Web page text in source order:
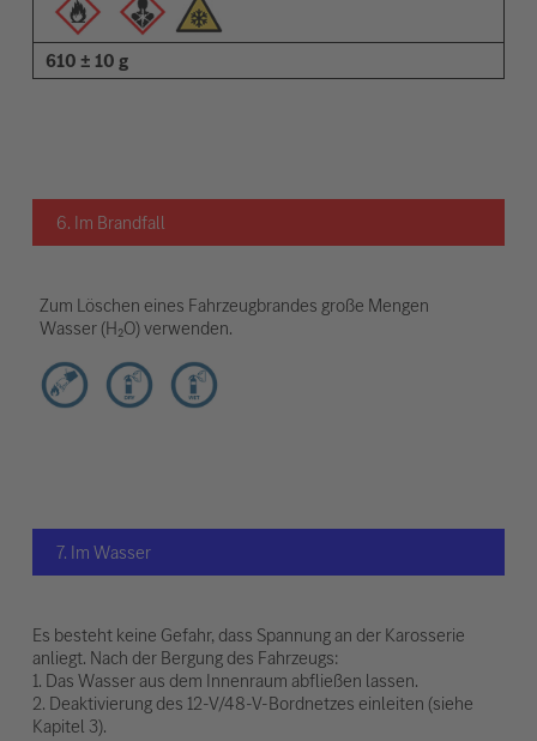
610 ± 10 g
6. Im Brandfall
Zum Löschen eines Fahrzeugbrandes große Mengen
Wasser (H₂O) verwenden.
7. Im Wasser
Es besteht keine Gefahr, dass Spannung an der Karosserie
anliegt. Nach der Bergung des Fahrzeugs:
1. Das Wasser aus dem Innenraum abfließen lassen.
2. Deaktivierung des 12-V/48-V-Bordnetzes einleiten (siehe
Kapitel 3).